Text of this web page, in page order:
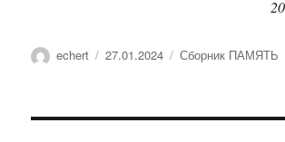
Автор
echert Опубликовано
27.01.2024 Рубрики
Сборник ПАМЯТЬ